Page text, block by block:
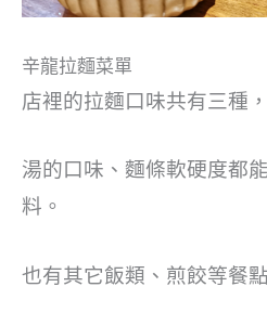
辛龍拉麵菜單
店裡的拉麵口味共有三種
湯的口味、麵條軟硬度都
料。
也有其它飯類、煎餃等餐